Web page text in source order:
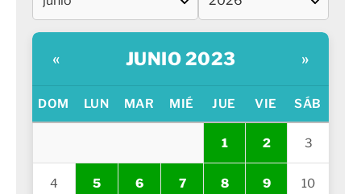
« JUNIO 2023 »
DOM LUN MAR MIÉ JUE VIE SÁB
1 2 3
4 5 6 7 8 9 10